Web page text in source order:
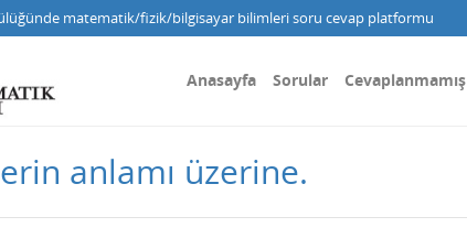
matematik/fizik/bilgisayar bilimleri soru cevap platformu
Anasayfa Sorular Cevaplanmamış
anlamı üzerine.